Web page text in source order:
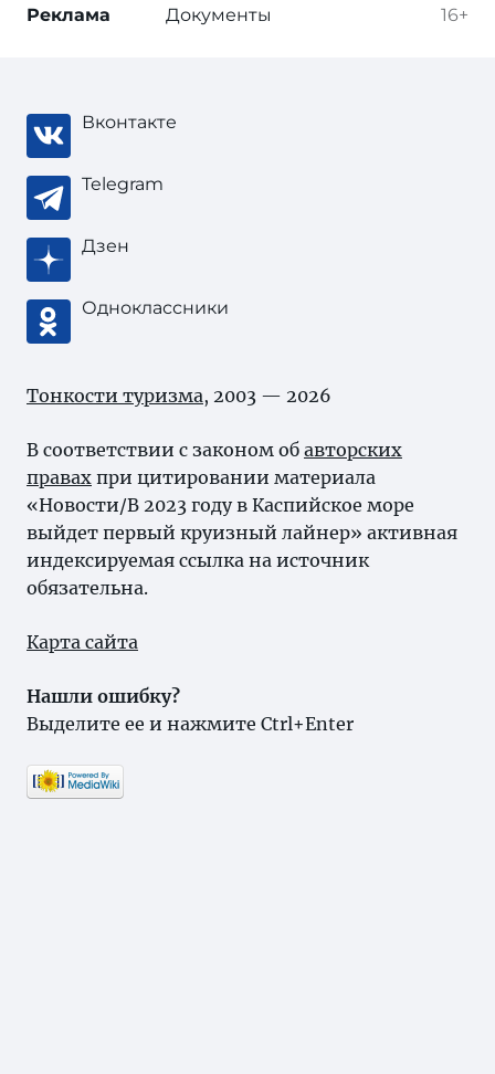
16+
Реклама Документы
Вконтакте
Telegram
Дзен
Одноклассники
Тонкости туризма, 2003 — 2026
В соответствии с законом об авторских
правах при цитировании материала
«Новости/В 2023 году в Каспийское море
выйдет первый круизный лайнер» активная
индексируемая ссылка на источник
обязательна.
Карта сайта
Нашли ошибку?
Выделите ее и нажмите Ctrl+Enter